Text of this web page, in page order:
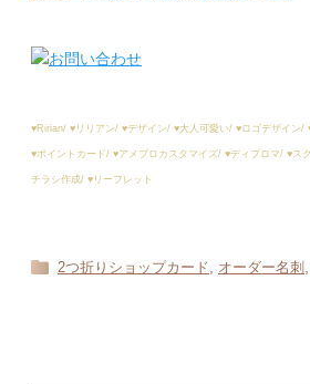
♥︎Ririan/ ♥︎リリアン/ ♥︎デザイン/ ♥︎大人可愛い/ ♥︎ロゴデザイン/
♥︎ポイントカード/ ♥︎アメブロカスタマイズ/ ♥︎ディプロマ/ ♥︎ス
チラシ作成/ ♥︎リーフレット
2つ折りショップカード オーダー名刺